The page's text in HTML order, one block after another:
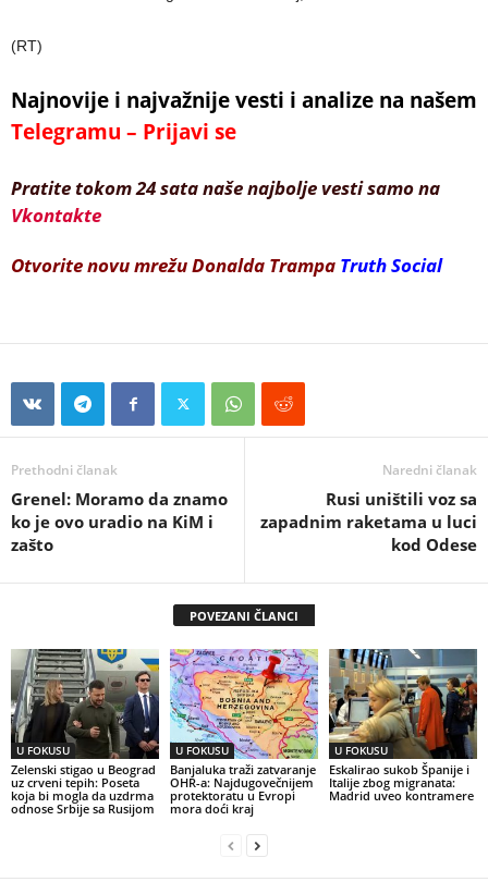
(RT)
Najnovije i najvažnije vesti i analize na našem
Telegramu – Prijavi se
Pratite tokom 24 sata naše najbolje vesti samo na
Vkontakte
Otvorite novu mrežu Donalda Trampa Truth Social
Prethodni članak
Grenel: Moramo da znamo
ko je ovo uradio na KiM i
zašto
Naredni članak
Rusi uništili voz sa
zapadnim raketama u luci
kod Odese
POVEZANI ČLANCI
U FOKUSU
Zelenski stigao u Beograd
uz crveni tepih: Poseta
koja bi mogla da uzdrma
odnose Srbije sa Rusijom
U FOKUSU
Banjaluka traži zatvaranje
OHR-a: Najdugovečnijem
protektoratu u Evropi
mora doći kraj
U FOKUSU
Eskalirao sukob Španije i
Italije zbog migranata:
Madrid uveo kontramere